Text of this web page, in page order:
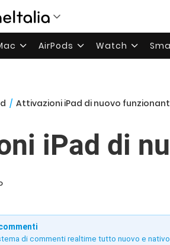
AirPods Watch
/ Attivazioni iPad di nuovo
iPad di
di commenti realtime tutto nuovo e